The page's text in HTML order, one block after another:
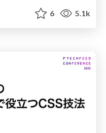
6 5.1k